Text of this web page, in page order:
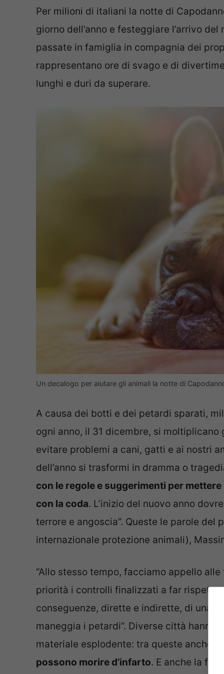
Per milioni di italiani la notte di
giorno dell’anno e festeggiare l’arrivo
passate in famiglia in compagnia dei
rappresentano ore di svago e di
lunghi e duri da superare.
Un decalogo per aiutare gli animali la notte di
A causa dei botti e dei petardi sparati,
ogni anno, il 31 dicembre, si
evitare problemi a cani, gatti e ai nostri
dell’anno si trasformi in dramma o
con le regole e suggerimenti per
con la coda. L’inizio del nuovo anno
terrore e angoscia”. Queste le parole del
internazionale protezione animali),
“Allo stesso tempo, facciamo appello
priorità i controlli finalizzati a far
conseguenze, dirette e indirette, di una
maneggia i petardi”. Diverse città hanno
materiale esplodente: tra queste anche
possono morire d’infarto. E anche la